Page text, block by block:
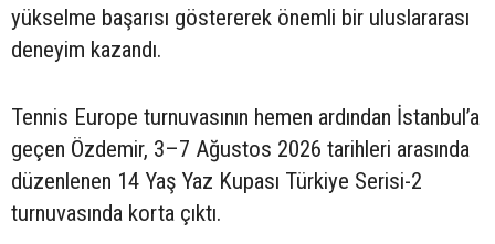
yükselme başarısı göstererek önemli bir uluslararası
deneyim kazandı.
Tennis Europe turnuvasının hemen ardından İstanbul’a
geçen Özdemir, 3–7 Ağustos 2026 tarihleri arasında
düzenlenen 14 Yaş Yaz Kupası Türkiye Serisi-2
turnuvasında korta çıktı.